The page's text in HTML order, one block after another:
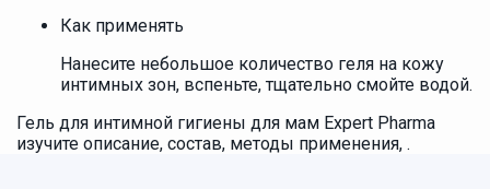
Как применять
Нанесите небольшое количество геля на кожу
интимных зон, вспеньте, тщательно смойте водой.
Гель для интимной гигиены для мам Expert Pharma
изучите описание, состав, методы применения, .